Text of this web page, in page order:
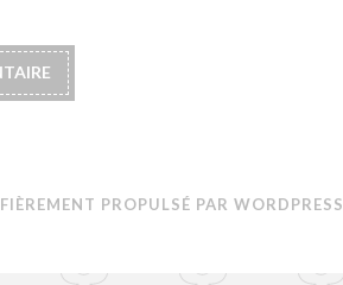
FIÈREMENT PROPULSÉ PAR WORDPRESS